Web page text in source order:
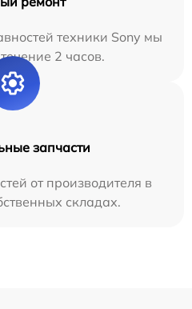
техники Sony мы
2 часов.
запчасти
от производителя в
складах.